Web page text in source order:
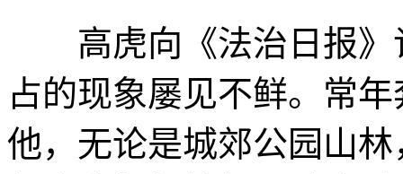
高虎向《法治日报》
占的现象屡见不鲜。常
他，无论是城郊公园山